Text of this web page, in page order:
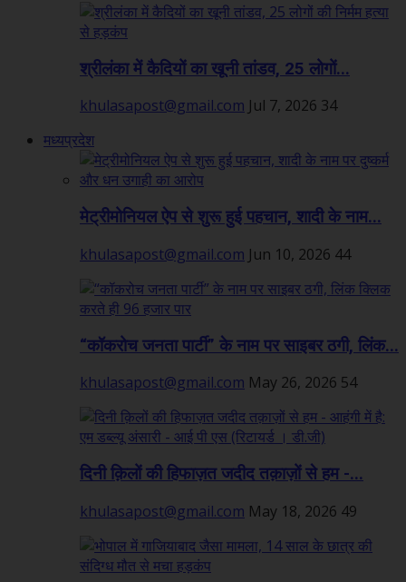
श्रीलंका में कैदियों का खूनी तांडव, 25 लोगों...
khulasapost@gmail.com Jul 7, 2026 34
मध्यप्रदेश
मेट्रीमोनियल ऐप से शुरू हुई पहचान, शादी के नाम...
khulasapost@gmail.com Jun 10, 2026 44
“कॉकरोच जनता पार्टी” के नाम पर साइबर ठगी, लिंक...
khulasapost@gmail.com May 26, 2026 54
दिनी क़िलों की हिफाज़त जदीद तक़ाज़ों से हम -...
khulasapost@gmail.com May 18, 2026 49